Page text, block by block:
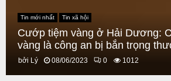
Tin mới nhất Tin xã hội
Cướp tiệm vàng ở Hải Dương:
vàng là công an bị bắn trọng
bởi Lý 08/06/2023 0 1012